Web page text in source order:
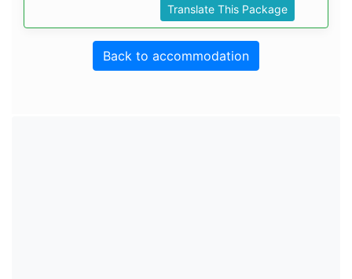
Translate This Package
Back to accommodation